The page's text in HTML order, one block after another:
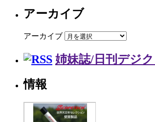
アーカイブ
アーカイブ
姉妹誌/日刊デジク
情報